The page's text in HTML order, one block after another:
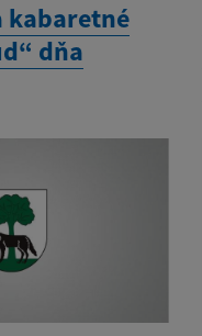
kabaretné
dňa